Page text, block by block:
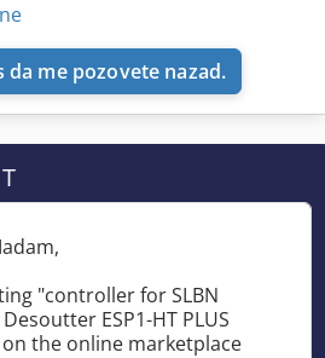
da me pozovete nazad.